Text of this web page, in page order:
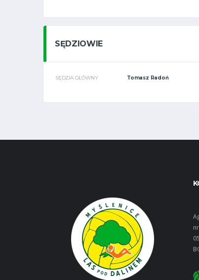
SĘDZIOWIE
SĘDZIA GŁÓWNY Tomasz Radoń